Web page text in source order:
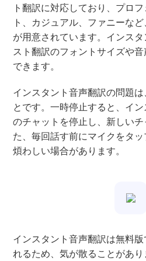
ト翻訳に対応しており、プロ
ト、カジュアル、ファニーな
が用意されています。インス
スト翻訳のフォントサイズや
できます。
インスタント音声翻訳の問題
とです。一時停止すると、イ
のチャットを停止し、新しい
た、毎回話す前にマイクをタッ
煩わしい場合があります。
インスタント音声翻訳は無料
れるため、気が散ることがあ